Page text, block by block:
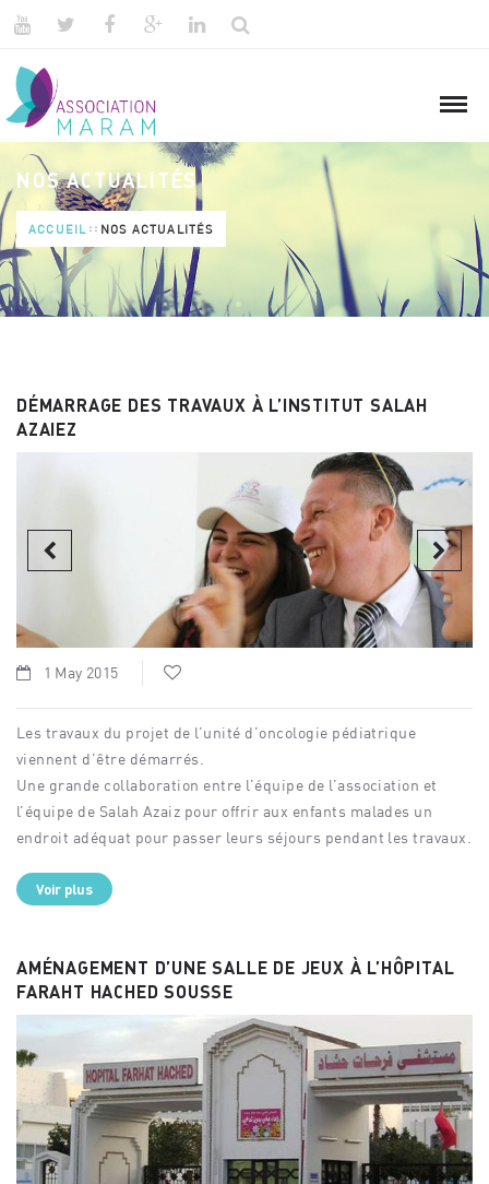
NOS ACTUALITÉS
ACCUEIL NOS ACTUALITÉS
DÉMARRAGE DES TRAVAUX À L’INSTITUT SALAH
AZAIEZ
1 May 2015
Les travaux du projet de l’unité d’oncologie pédiatrique
viennent d’être démarrés.
Une grande collaboration entre l’équipe de l’association et
l’équipe de Salah Azaiz pour offrir aux enfants malades un
endroit adéquat pour passer leurs séjours pendant les travaux.
Voir plus
AMÉNAGEMENT D’UNE SALLE DE JEUX À L’HÔPITAL
FARAHT HACHED SOUSSE